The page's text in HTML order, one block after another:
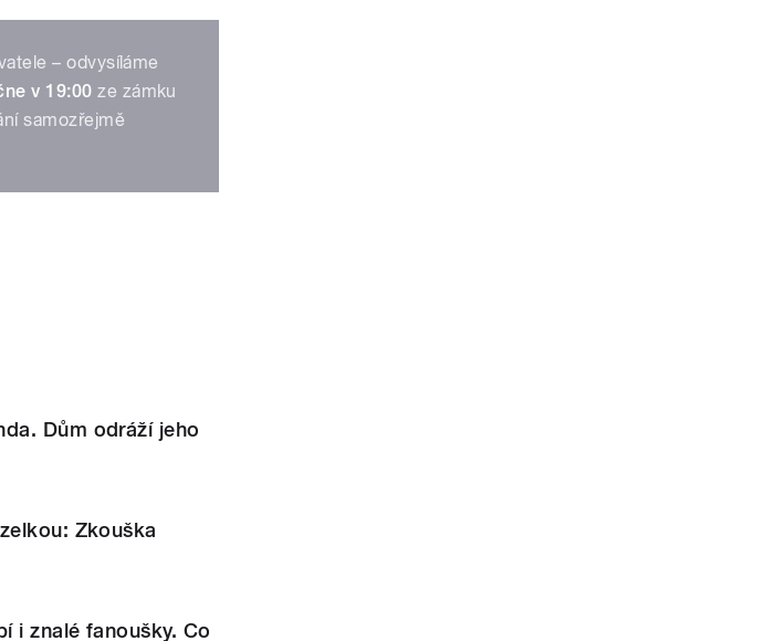
– odvysíláme
v 19:00 ze zámku
samozřejmě
Dům odráží jeho
Zkouška
i znalé fanoušky. Co